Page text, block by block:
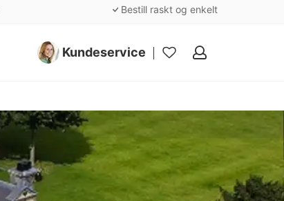
Bestill raskt og enkelt
Kundeservice
Mine